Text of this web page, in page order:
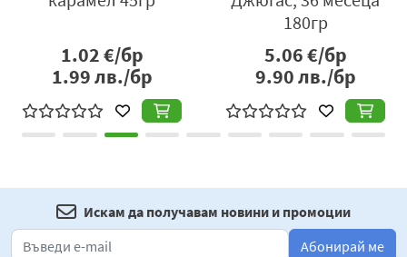
1.02€/бр
1.99лв./бр
180гр
5.06€/бр
9.90лв./бр
Искам да получавам новини и промоции
Абонирай ме